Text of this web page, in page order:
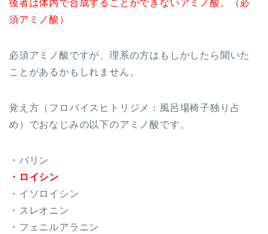
後者は体内で合成することができないアミノ酸。（必
須アミノ酸）
必須アミノ酸ですが、理系の方はもしかしたら聞いた
ことがあるかもしれません。
覚え方（フロバイスヒトリジメ：風呂場椅子独り占
め）でおなじみの以下のアミノ酸です。
・バリン
・ロイシン
・イソロイシン
・スレオニン
・フェニルアラニン